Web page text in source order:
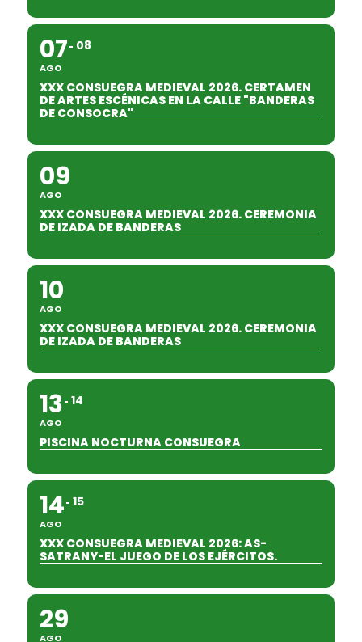
07
AGO
08
XXX CONSUEGRA MEDIEVAL 2026. CERTAMEN
DE ARTES ESCÉNICAS EN LA CALLE "BANDERAS
DE CONSOCRA"
09
AGO
XXX CONSUEGRA MEDIEVAL 2026. CEREMONIA
DE IZADA DE BANDERAS
10
AGO
XXX CONSUEGRA MEDIEVAL 2026. CEREMONIA
DE IZADA DE BANDERAS
13
AGO
14
PISCINA NOCTURNA CONSUEGRA
14
AGO
15
XXX CONSUEGRA MEDIEVAL 2026: AS-
SATRANY-EL JUEGO DE LOS EJÉRCITOS.
29
AGO